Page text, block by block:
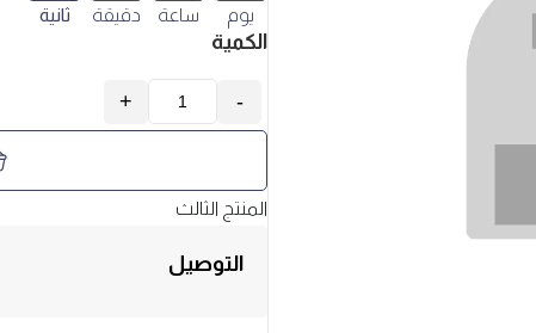
يوم ساعة دقيقة ثانية
الكمية
-
+
المنتج الثالث
التوصيل